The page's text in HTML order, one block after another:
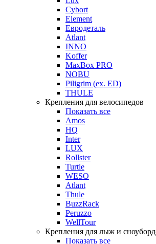
Cybort
Element
Евродеталь
Atlant
INNO
Koffer
MaxBox PRO
NOBU
Piligrim (ex. ED)
THULE
Крепления для велосипедов
Показать все
Amos
HQ
Inter
LUX
Rollster
Turtle
WESO
Atlant
Thule
BuzzRack
Peruzzo
WellTour
Крепления для лыж и
Показать все